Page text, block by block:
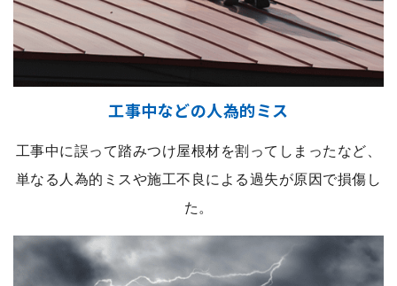
工事中などの人為的ミス
工事中に誤って踏みつけ屋根材を割ってしまったなど、
単なる人為的ミスや施工不良による過失が原因で損傷し
た。